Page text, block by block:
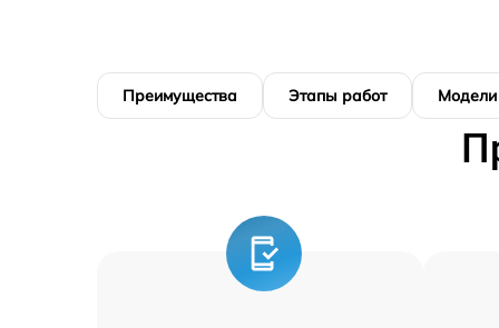
Преимущества Этапы работ Модели